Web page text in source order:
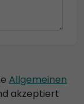
Allgemeinen
akzeptiert